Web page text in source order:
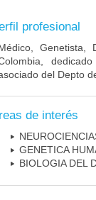
profesional
Genetista,
del Depto
de interés
GENETICA
BIOLOGIA DEL